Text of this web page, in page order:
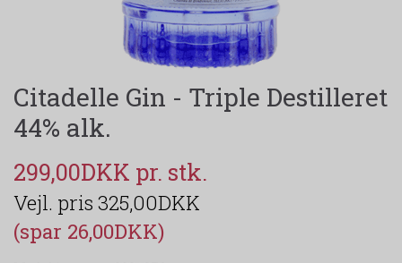
Citadelle Gin - Triple Destilleret
44% alk.
299,00DKK
325,00DKK
(spar 26,00DKK)